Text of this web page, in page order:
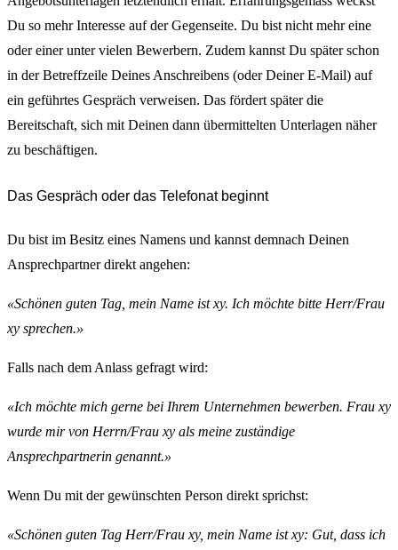
Du so mehr Interesse auf der Gegenseite. Du bist nicht mehr eine
oder einer unter vielen Bewerbern. Zudem kannst Du später schon
in der Betreffzeile Deines Anschreibens (oder Deiner E-Mail) auf
ein geführtes Gespräch verweisen. Das fördert später die
Bereitschaft, sich mit Deinen dann übermittelten Unterlagen näher
zu beschäftigen.
Das Gespräch oder das Telefonat beginnt
Du bist im Besitz eines Namens und kannst demnach Deinen
Ansprechpartner direkt angehen:
«Schönen guten Tag, mein Name ist xy. Ich möchte bitte Herr/Frau
xy sprechen.»
Falls nach dem Anlass gefragt wird:
«Ich möchte mich gerne bei Ihrem Unternehmen bewerben. Frau xy
wurde mir von Herrn/Frau xy als meine zuständige
Ansprechpartnerin genannt.»
Wenn Du mit der gewünschten Person direkt sprichst:
«Schönen guten Tag Herr/Frau xy, mein Name ist xy: Gut, dass ich